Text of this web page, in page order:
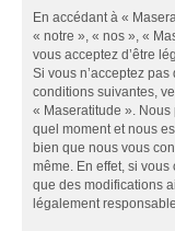
En accédant à «
« notre », « nos », «
vous acceptez d’être
Si vous n’acceptez
conditions suivantes,
« Maseratitude ». Nous
quel moment et nous
bien que nous vous
même. En effet, si
que des modifications
légalement